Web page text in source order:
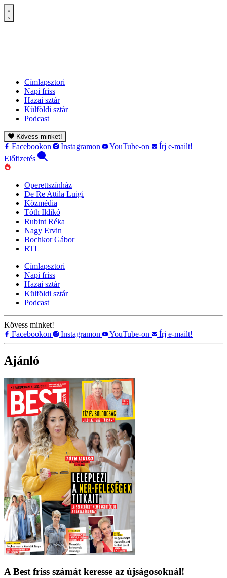
Címlapsztori
Napi friss
Hazai sztár
Külföldi sztár
Podcast
Kövess minket!
Facebookon Instagramon YouTube-on
Írj e-mailt!
Előfizetés
Operettszínház
De Re Attila Luigi
Közmédia
Tóth Ildikó
Rubint Réka
Nagy Ervin
Bochkor Gábor
RTL
Címlapsztori
Napi friss
Hazai sztár
Külföldi sztár
Podcast
Kövess minket!
Facebookon
Instagramon YouTube-on Írj e-mailt!
Ajánló
A Best friss számát keresse az újságosoknál!